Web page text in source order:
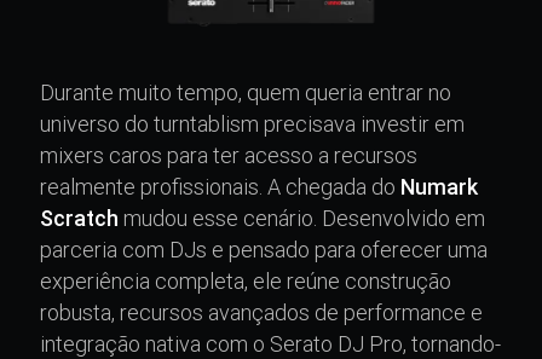
Durante muito tempo, quem queria entrar no
universo do turntablism precisava investir em
mixers caros para ter acesso a recursos
realmente profissionais. A chegada do Numark
Scratch mudou esse cenário. Desenvolvido em
parceria com DJs e pensado para oferecer uma
experiência completa, ele reúne construção
robusta, recursos avançados de performance e
integração nativa com o Serato DJ Pro, tornando-